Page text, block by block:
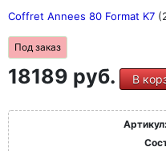
Coffret Annees 80 Format K7
Под заказ
18189 руб. В
Артикул: